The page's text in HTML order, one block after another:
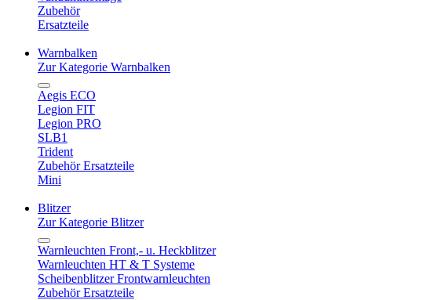
Zubehör
Ersatzteile
Warnbalken
Zur Kategorie Warnbalken
Aegis ECO
Legion FIT
Legion PRO
SLB1
Trident
Zubehör Ersatzteile
Mini
Blitzer
Zur Kategorie Blitzer
Warnleuchten Front,- u. Heckblitzer
Warnleuchten HT & T Systeme
Scheibenblitzer Frontwarnleuchten
Zubehör Ersatzteile